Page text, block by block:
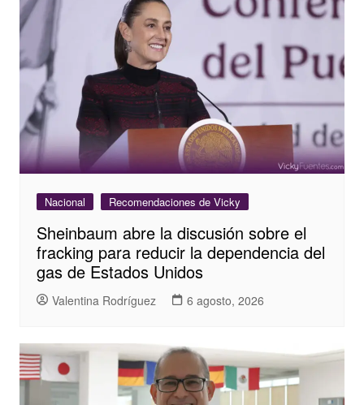
Nacional Recomendaciones de Vicky
Sheinbaum abre la discusión sobre el
fracking para reducir la dependencia del
gas de Estados Unidos
Valentina Rodríguez 6 agosto, 2026